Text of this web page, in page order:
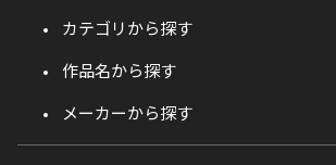
カテゴリから探す
作品名から探す
メーカーから探す